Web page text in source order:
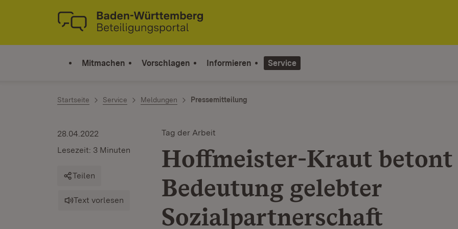
Zum Inhalt springen
Link zur Startseite
Mitmachen Vorschlagen Informieren Service
Startseite Service Meldungen Pressemitteilung
Tag der Arbeit
Hoffmeister-Kraut betont
Bedeutung gelebter
Sozialpartnerschaft
28.04.2022
Lesezeit: 3 Minuten
Teilen
Text vorlesen